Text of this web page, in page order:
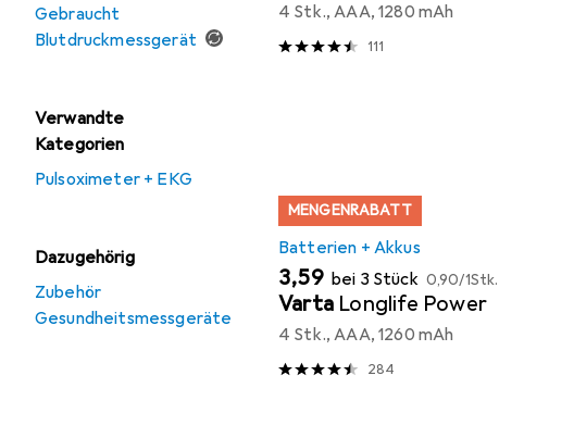
Gebraucht
Blutdruckmessgerät
Verwandte
Kategorien
Pulsoximeter + EKG
Dazugehörig
Zubehör
Gesundheitsmessgeräte
4 Stk., AAA, 1280 mAh
111
MENGENRABATT
Batterien + Akkus
EUR
3,59 bei 3 Stück EUR
0,90/1Stk.
Varta Longlife Power
4 Stk., AAA, 1260 mAh
284